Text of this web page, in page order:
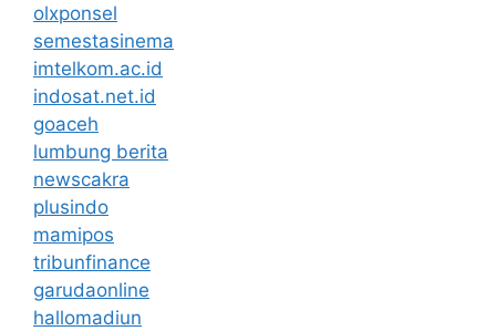
olxponsel
semestasinema
imtelkom.ac.id
indosat.net.id
goaceh
lumbung berita
newscakra
plusindo
mamipos
tribunfinance
garudaonline
hallomadiun